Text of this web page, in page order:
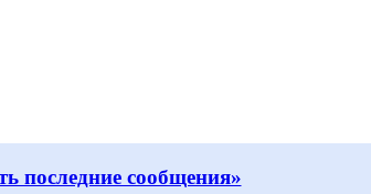
последние сообщения»